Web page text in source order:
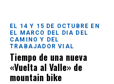
EL 14 Y 15 DE OCTUBRE EN
EL MARCO DEL DIA DEL
CAMINO Y DEL
TRABAJADOR VIAL
Tiempo de una nueva
«Vuelta al Valle» de
mountain bike